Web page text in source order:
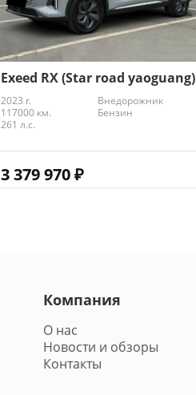
Exeed RX (Star road yaoguang)
2023 г.
Внедорожник
117000 км.
Бензин
261 л.с.
3 379 970₽
Компания
О нас
Новости и обзоры
Контакты